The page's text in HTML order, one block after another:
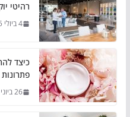
רהיטי
4 ביולי 2025
כיצד
26 ביוני 2025